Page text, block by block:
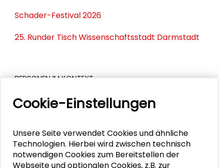
Schader-Festival 2026
25. Runder Tisch Wissenschaftsstadt Darmstadt
PERSONEN IM KONTEXT
Stefan Selke
DOWNLOADS
Cookie-Einstellungen
Unsere Seite verwendet Cookies und ähnliche
Technologien. Hierbei wird zwischen technisch
notwendigen Cookies zum Bereitstellen der
Webseite und optionalen Cookies, z.B. zur